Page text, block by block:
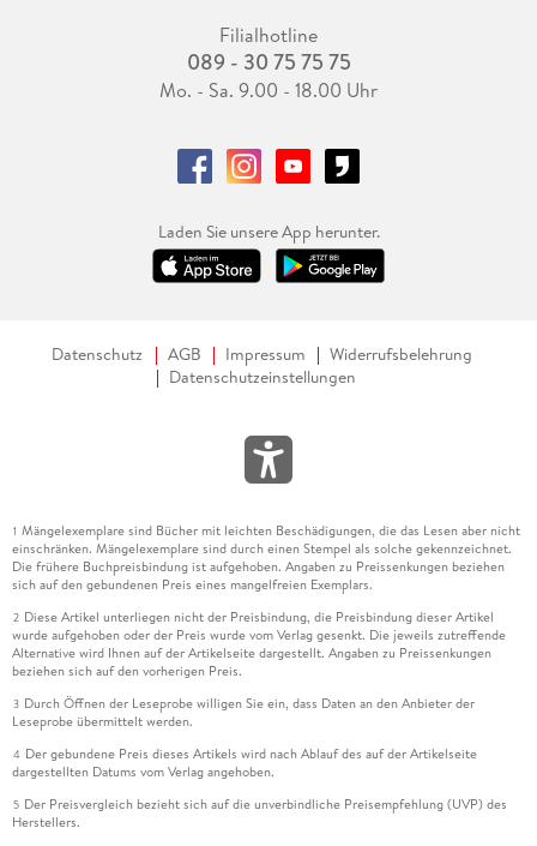
Filialhotline
089 - 30 75 75 75
Mo. - Sa. 9.00 - 18.00 Uhr
Laden Sie unsere App herunter.
Datenschutz AGB Impressum
Widerrufsbelehrung
Datenschutzeinstellungen
1 Mängelexemplare sind Bücher mit leichten Beschädigungen, die das Lesen aber nicht
einschränken. Mängelexemplare sind durch einen Stempel als solche gekennzeichnet.
Die frühere Buchpreisbindung ist aufgehoben. Angaben zu Preissenkungen beziehen
sich auf den gebundenen Preis eines mangelfreien Exemplars.
2 Diese Artikel unterliegen nicht der Preisbindung, die Preisbindung dieser Artikel
wurde aufgehoben oder der Preis wurde vom Verlag gesenkt. Die jeweils zutreffende
Alternative wird Ihnen auf der Artikelseite dargestellt. Angaben zu Preissenkungen
beziehen sich auf den vorherigen Preis.
3 Durch Öffnen der Leseprobe willigen Sie ein, dass Daten an den Anbieter der
Leseprobe übermittelt werden.
4 Der gebundene Preis dieses Artikels wird nach Ablauf des auf der Artikelseite
dargestellten Datums vom Verlag angehoben.
5 Der Preisvergleich bezieht sich auf die unverbindliche Preisempfehlung (UVP) des
Herstellers.